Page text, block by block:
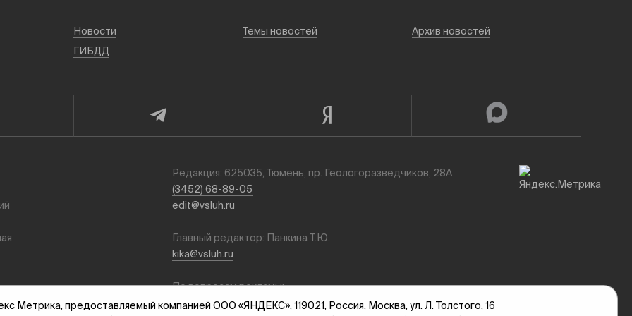
Новости Темы новостей
Архив новостей
ГИБДД
Редакция: 625035, Тюмень, пр. Геологоразведчиков, 28А
(3452) 68-89-05
edit@vsluh.ru
Главный редактор: Панкина Т.Ю.
kika@vsluh.ru
По вопросам рекламы:
(3452) 68-89-78
Метрика, предоставляемый компанией ООО «ЯНДЕКС», 119021, Россия, Москва, ул. Л. Толстого, 16